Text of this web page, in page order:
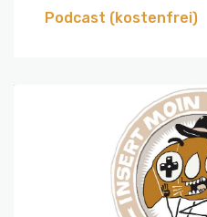
Podcast (kostenfrei)